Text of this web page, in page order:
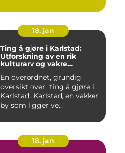
18. jan
Ting å gjøre i Karlstad:
Utforskning av en rik
kulturarv og vakre
En overordnet, grundig
oversikt over "ting å gjøre i
Karlstad" Karlstad, en vakker
by som ligger ve...
18. jan